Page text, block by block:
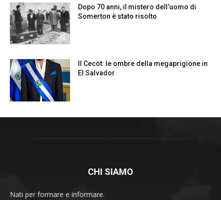
CHI SIAMO
Nati per formare e informare.